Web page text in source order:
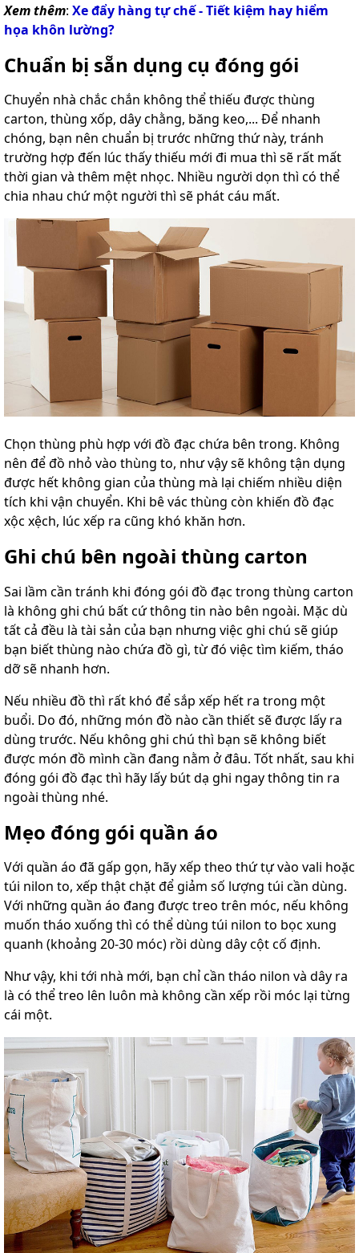
Xem thêm: Xe đẩy hàng tự chế - Tiết kiệm hay hiểm
họa khôn lường?
Chuẩn bị sẵn dụng cụ đóng gói
Chuyển nhà chắc chắn không thể thiếu được thùng
carton, thùng xốp, dây chằng, băng keo,... Để nhanh
chóng, bạn nên chuẩn bị trước những thứ này, tránh
trường hợp đến lúc thấy thiếu mới đi mua thì sẽ rất mất
thời gian và thêm mệt nhọc. Nhiều người dọn thì có thể
chia nhau chứ một người thì sẽ phát cáu mất.
Chọn thùng phù hợp với đồ đạc chứa bên trong. Không
nên để đồ nhỏ vào thùng to, như vậy sẽ không tận dụng
được hết không gian của thùng mà lại chiếm nhiều diện
tích khi vận chuyển. Khi bê vác thùng còn khiến đồ đạc
xộc xệch, lúc xếp ra cũng khó khăn hơn.
Ghi chú bên ngoài thùng carton
Sai lầm cần tránh khi đóng gói đồ đạc trong thùng carton
là không ghi chú bất cứ thông tin nào bên ngoài. Mặc dù
tất cả đều là tài sản của bạn nhưng việc ghi chú sẽ giúp
bạn biết thùng nào chứa đồ gì, từ đó việc tìm kiếm, tháo
dỡ sẽ nhanh hơn.
Nếu nhiều đồ thì rất khó để sắp xếp hết ra trong một
buổi. Do đó, những món đồ nào cần thiết sẽ được lấy ra
dùng trước. Nếu không ghi chú thì bạn sẽ không biết
được món đồ mình cần đang nằm ở đâu. Tốt nhất, sau khi
đóng gói đồ đạc thì hãy lấy bút dạ ghi ngay thông tin ra
ngoài thùng nhé.
Mẹo đóng gói quần áo
Với quần áo đã gấp gọn, hãy xếp theo thứ tự vào vali hoặc
túi nilon to, xếp thật chặt để giảm số lượng túi cần dùng.
Với những quần áo đang được treo trên móc, nếu không
muốn tháo xuống thì có thể dùng túi nilon to bọc xung
quanh (khoảng 20-30 móc) rồi dùng dây cột cố định.
Như vậy, khi tới nhà mới, bạn chỉ cần tháo nilon và dây ra
là có thể treo lên luôn mà không cần xếp rồi móc lại từng
cái một.